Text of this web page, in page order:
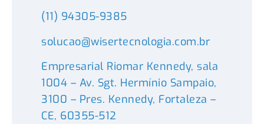
(11) 94305-9385
solucao@wisertecnologia.com.br
Empresarial Riomar Kennedy, sala
1004 – Av. Sgt. Hermínio Sampaio,
3100 – Pres. Kennedy, Fortaleza –
CE, 60355-512